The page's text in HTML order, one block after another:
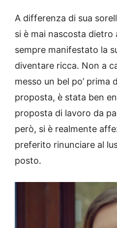
A differenza di sua
si è mai nascosta dietro
sempre manifestato la
diventare ricca. Non a
messo un bel po’ prima
proposta, è stata ben
proposta di lavoro da
però, si è realmente
preferito rinunciare al
posto.